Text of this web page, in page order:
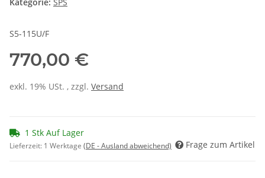
S5-115U/F
770,00 €
exkl. 19% USt. , zzgl. Versand
1 Stk Auf Lager
Lieferzeit: 1 Werktage (DE - Ausland abweichend) Frage zum Artikel